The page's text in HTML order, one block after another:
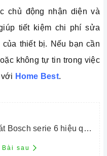
chủ động nhận diện và
tiết kiệm chi phí sửa
thiết bị. Nếu bạn cần
không tự tin trong việc
Home Best.
Khắc phục các lỗi máy rửa bát Bosch serie 6 hiệu quả tại nhà
Bài sau